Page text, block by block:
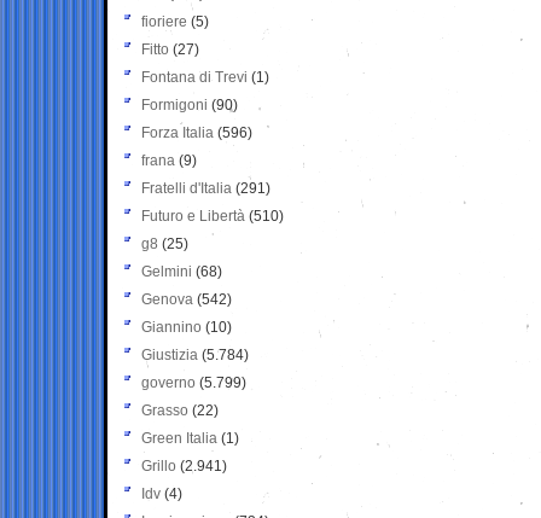
fioriere (5)
Fitto (27)
Fontana di Trevi (1)
Formigoni (90)
Forza Italia (596)
frana (9)
Fratelli d'Italia (291)
Futuro e Libertà (510)
g8 (25)
Gelmini (68)
Genova (542)
Giannino (10)
Giustizia (5.784)
governo (5.799)
Grasso (22)
Green Italia (1)
Grillo (2.941)
Idv (4)